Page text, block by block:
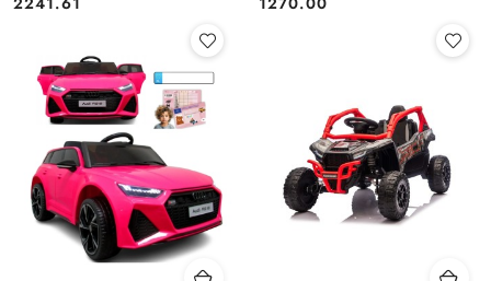
Cena: Cena: